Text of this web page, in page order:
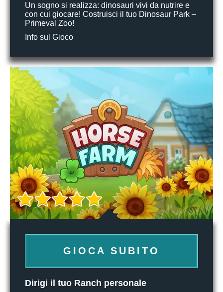
Un sogno si realizza: dinosauri vivi da nutrire e
con cui giocare! Costruisci il tuo Dinosaur Park –
Primeval Zoo!
Info sul Gioco
GIOCA SUBITO
Dirigi il tuo Ranch personale